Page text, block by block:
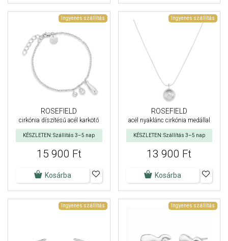
Ingyenes szállítás
ROSEFIELD
cirkónia díszítésű acél karkötő
KÉSZLETEN: Szállítás 3–5 nap
15 900 Ft
Kosárba
Ingyenes szállítás
ROSEFIELD
acél nyaklánc cirkónia medállal
KÉSZLETEN: Szállítás 3–5 nap
13 900 Ft
Kosárba
Ingyenes szállítás Ingyenes szállítás